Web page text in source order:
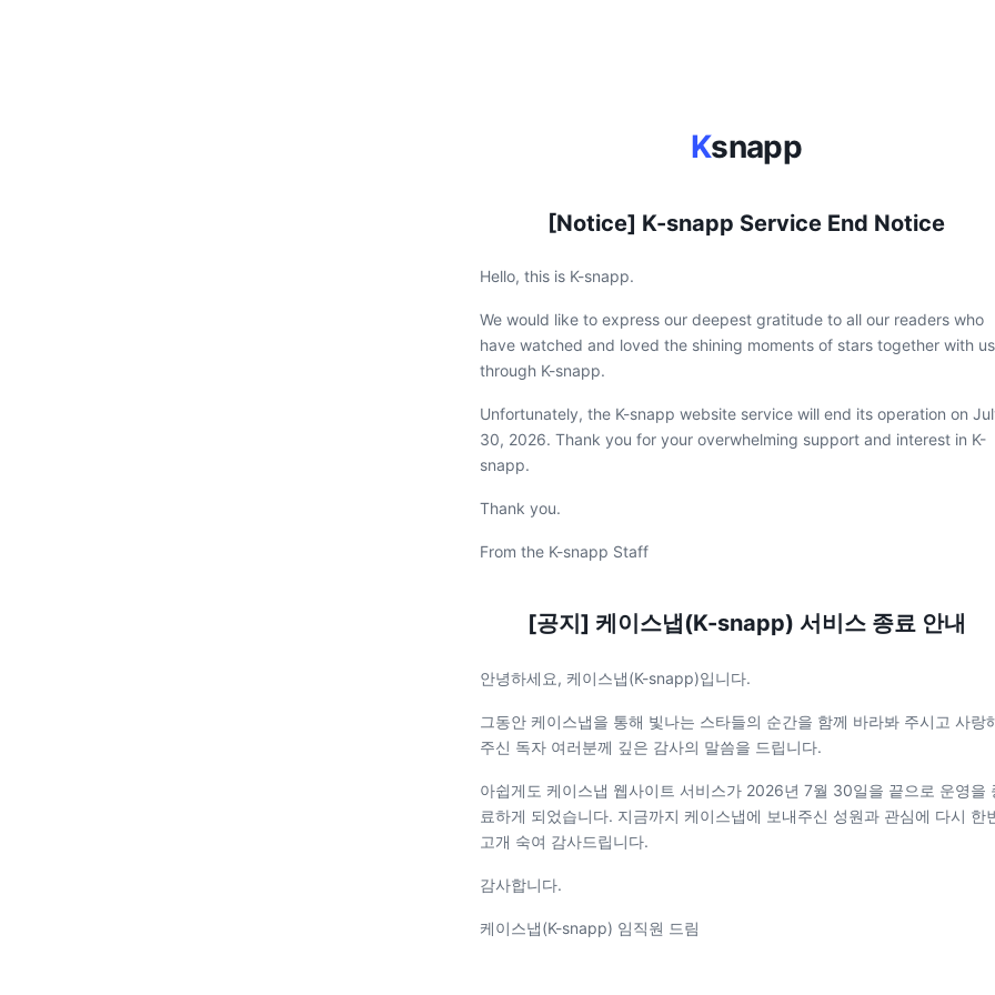
Ksnapp
[Notice] K-snapp Service End Notice
Hello, this is K-snapp.
We would like to express our deepest gratitude to all our readers who
have watched and loved the shining moments of stars together with us
through K-snapp.
Unfortunately, the K-snapp website service will end its operation on
30, 2026. Thank you for your overwhelming support and interest in K-
snapp.
Thank you.
From the K-snapp Staff
[공지] 케이스냅(K-snapp) 서비스 종료 안내
안녕하세요, 케이스냅(K-snapp)입니다.
그동안 케이스냅을 통해 빛나는 스타들의 순간을 함께 바라봐 주시고 사랑
주신 독자 여러분께 깊은 감사의 말씀을 드립니다.
아쉽게도 케이스냅 웹사이트 서비스가 2026년 7월 30일을 끝으로 운영을
료하게 되었습니다. 지금까지 케이스냅에 보내주신 성원과 관심에 다시 한
고개 숙여 감사드립니다.
감사합니다.
케이스냅(K-snapp) 임직원 드림